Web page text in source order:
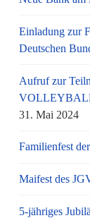
Einladung zur
Deutschen
Aufruf zur
31. Mai 2024
Familienfest
Maifest des
5-jähriges